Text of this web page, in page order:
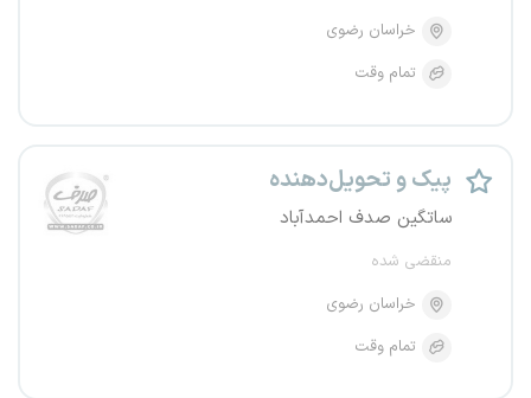
خراسان رضوی
تمام وقت
پیک و تحویل‌دهنده
ساتگین صدف احمدآباد
منقضی شده
خراسان رضوی
تمام وقت